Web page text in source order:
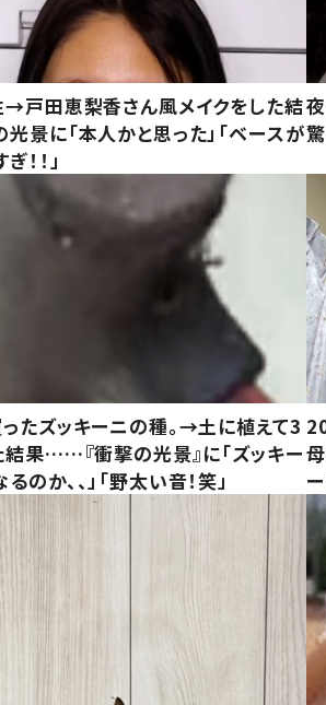
→戸田恵梨香さん風メイクをした結
景に「本人かと思った」「ベースが
！！」
たズッキーニの種。→土に植えて3
果……『衝撃の光景』に「ズッキー
のか、、」「野太い音！笑」